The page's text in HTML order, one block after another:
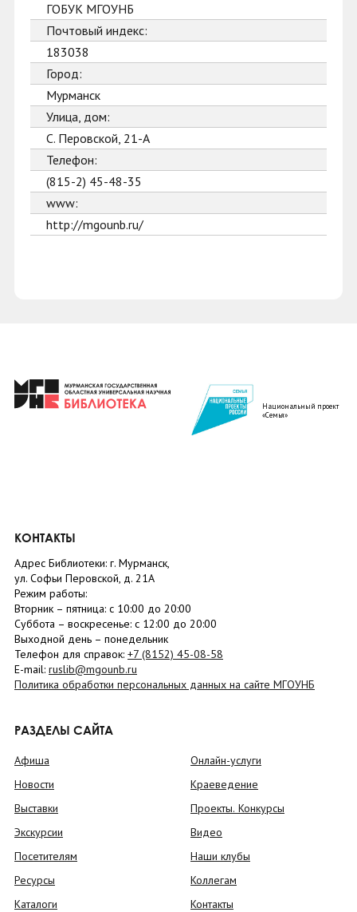
ГОБУК МГОУНБ
Почтовый индекс:
183038
Город:
Мурманск
Улица, дом:
С. Перовской, 21-А
Телефон:
(815-2) 45-48-35
www:
http://mgounb.ru/
Национальный проект
«Семья»
КОНТАКТЫ
Адрес Библиотеки: г. Мурманск,
ул. Софьи Перовской, д. 21А
Режим работы:
Вторник – пятница: с 10:00 до 20:00
Суббота – воскресенье: c 12:00 до 20:00
Выходной день – понедельник
Телефон для справок: +7 (8152) 45-08-58
E-mail: ruslib@mgounb.ru
Политика обработки персональных данных на сайте МГОУНБ
РАЗДЕЛЫ САЙТА
Афиша
Новости
Выставки
Экскурсии
Посетителям
Ресурсы
Каталоги
Онлайн-услуги
Краеведение
Проекты. Конкурсы
Видео
Наши клубы
Коллегам
Контакты